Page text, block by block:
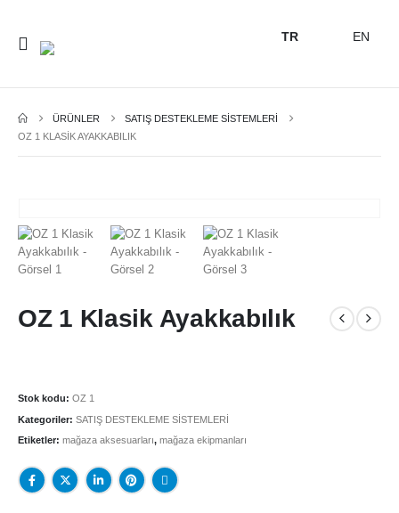
TR EN
ÜRÜNLER
SATIŞ DESTEKLEME SİSTEMLERİ
OZ 1 KLASIK AYAKKABILIK
OZ 1 Klasik Ayakkabılık
Stok kodu: OZ 1
Kategoriler: SATIŞ DESTEKLEME SİSTEMLERİ
Etiketler: mağaza aksesuarları, mağaza ekipmanları